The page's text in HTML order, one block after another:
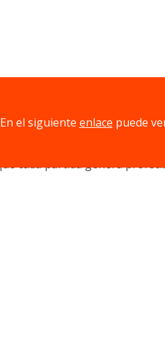
momentos de risa,
cada partida genera
el siguiente enlace puede